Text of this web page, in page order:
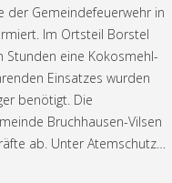
Gemeindefeuerwehr in
Im Ortsteil Borstel
eine Kokosmehl-
Einsatzes wurden
benötigt. Die
Bruchhausen-Vilsen
ab. Unter Atemschutz…